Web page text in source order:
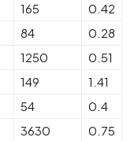
165
0.42
84
0.28
1250
0.51
149
1.41
54
0.4
3630
0.75